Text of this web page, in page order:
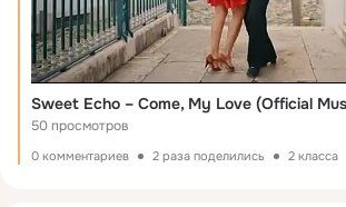
50 просмотров
0 комментариев 2 раза поделились 2 класса